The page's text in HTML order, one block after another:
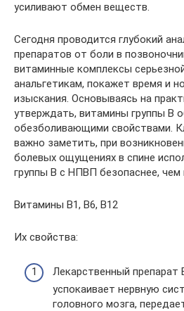
усиливают обмен веществ.
Сегодня проводится глубокий
препаратов от боли в
витаминные комплексы
анальгетикам, покажет время и
изыскания. Основываясь на
утверждать, витамины группы В
обезболивающими свойствами.
важно заметить, при
болевых ощущениях в спине
группы В с НПВП безопаснее,
Витамины B1, В6, В12
Их свойства:
Лекарственный препарат
успокаивает нервную
головного мозга,